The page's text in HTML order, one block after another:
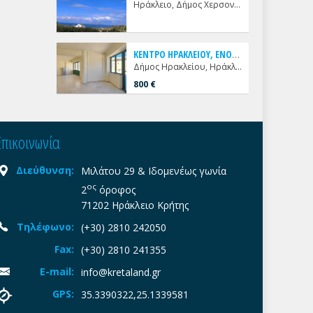
Ηράκλειο, Δήμος Χερσονήσου, Καρτερός
Κ
ΕΝΤΡΟ ΗΡΑΚΛΕΙΟΥ, ΕΝΟΙΚΙΑΖΕΤΑΙ ΔΙΧΩΡΟ ΓΩΝΙΑΚΟ ΓΡΑΦΕΙΟ
Δήμος Ηρακλείου, Ηράκλειο, Κέντρο
800 €
Διεύθυνση:
Μιλάτου 29 & Ιδομενέως γωνία
2ος όροφος
71202 Ηράκλειο Κρήτης
Τηλέφωνο: (+30) 2810 242050
Fax: (+30) 2810 241355
E-mail: info@kretaland.gr
GPS: 35.3390322,25.1339581